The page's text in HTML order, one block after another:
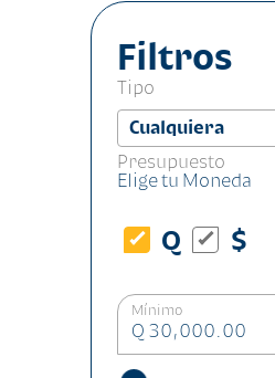
Filtros
Tipo
Presupuesto
Elige tu Moneda
Q $
Mínimo
Q 30,000.00